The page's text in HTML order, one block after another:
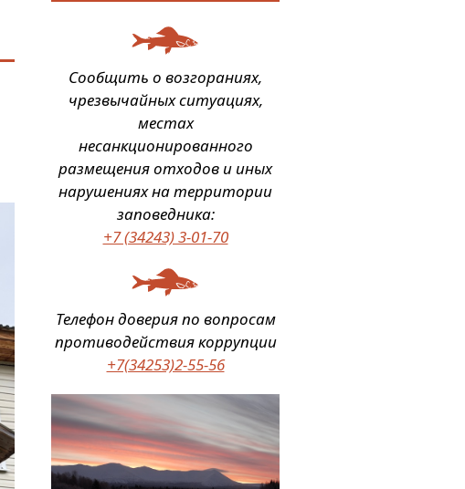
Сообщить о возгораниях,
чрезвычайных ситуациях,
местах
несанкционированного
размещения отходов и иных
нарушениях на территории
заповедника:
+7 (34243) 3-01-70
Телефон доверия по вопросам
противодействия коррупции
+7(34253)2-55-56